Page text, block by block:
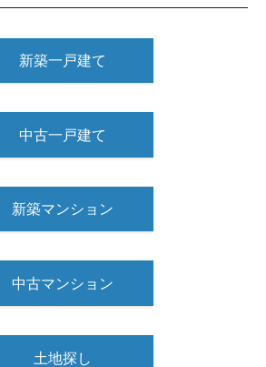
新築一戸建て
中古一戸建て
新築マンション
中古マンション
土地探し